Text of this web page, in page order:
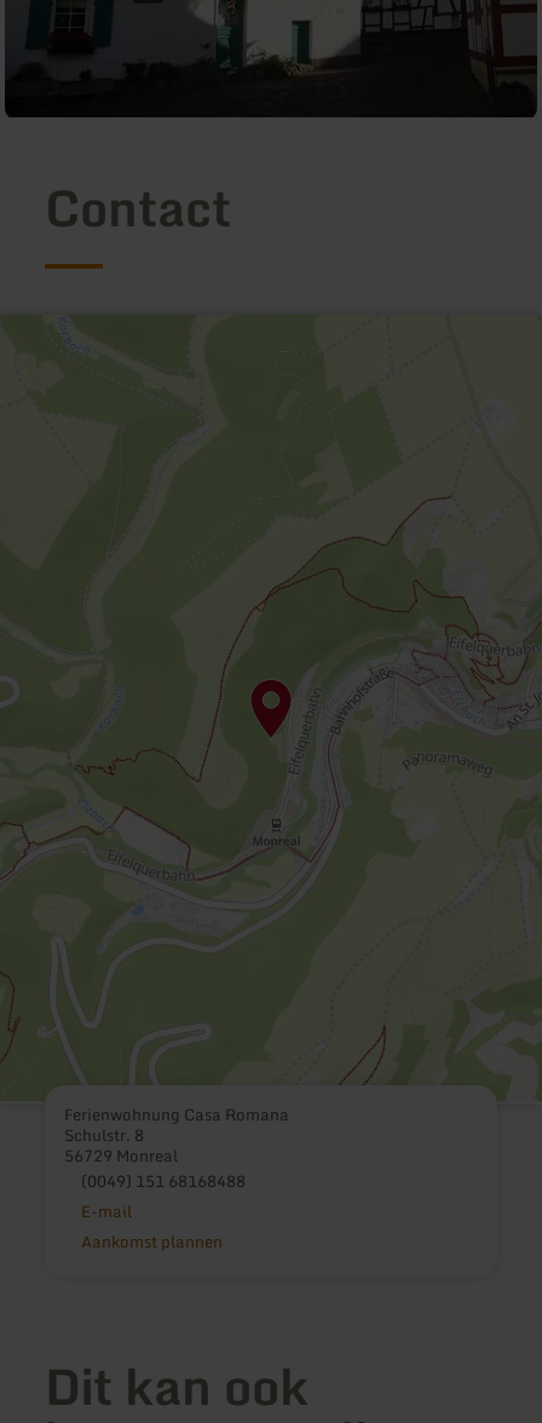
Contact
Ferienwohnung Casa Romana
Schulstr. 8
56729 Monreal
(0049) 151 68168488
E-mail
Aankomst plannen
Dit kan ook